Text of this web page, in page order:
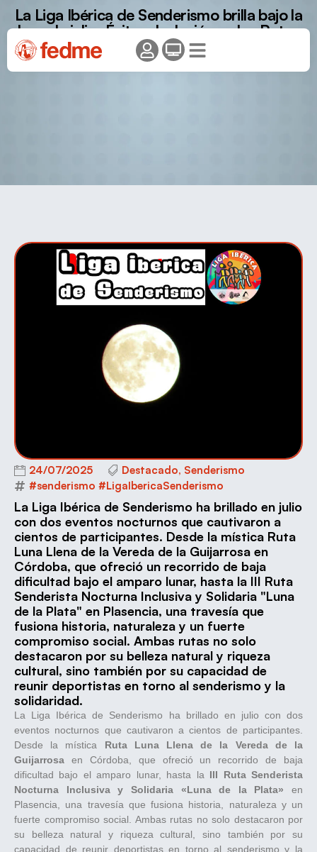
La Liga Ibérica de Senderismo brilla bajo la
luna de julio: Éxito e Inclusión en las Rutas
Nocturnas de Córdoba y Plasencia.
24/07/2025 Destacado, Senderismo
#senderismo #LigaIbericaSenderismo
La Liga Ibérica de Senderismo ha brillado en julio
con dos eventos nocturnos que cautivaron a
cientos de participantes. Desde la mística Ruta
Luna Llena de la Vereda de la Guijarrosa en
Córdoba, que ofreció un recorrido de baja
dificultad bajo el amparo lunar, hasta la III Ruta
Senderista Nocturna Inclusiva y Solidaria "Luna
de la Plata" en Plasencia, una travesía que
fusiona historia, naturaleza y un fuerte
compromiso social. Ambas rutas no solo
destacaron por su belleza natural y riqueza
cultural, sino también por su capacidad de
reunir deportistas en torno al senderismo y la
solidaridad.
La Liga Ibérica de Senderismo ha brillado en julio con dos
eventos nocturnos que cautivaron a cientos de participantes.
Desde la mística Ruta Luna Llena de la Vereda de la
Guijarrosa en Córdoba, que ofreció un recorrido de baja
dificultad bajo el amparo lunar, hasta la III Ruta Senderista
Nocturna Inclusiva y Solidaria «Luna de la Plata» en
Plasencia, una travesía que fusiona historia, naturaleza y un
fuerte compromiso social. Ambas rutas no solo destacaron por
su belleza natural y riqueza cultural, sino también por su
capacidad de reunir deportistas en torno al senderismo y la